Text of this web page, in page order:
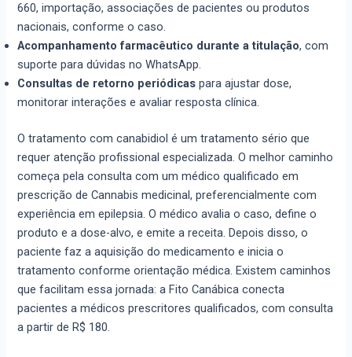
660, importação, associações de pacientes ou produtos
nacionais, conforme o caso.
Acompanhamento farmacêutico durante a titulação, com
suporte para dúvidas no WhatsApp.
Consultas de retorno periódicas para ajustar dose,
monitorar interações e avaliar resposta clínica.
O tratamento com canabidiol é um tratamento sério que
requer atenção profissional especializada. O melhor caminho
começa pela consulta com um médico qualificado em
prescrição de Cannabis medicinal, preferencialmente com
experiência em epilepsia. O médico avalia o caso, define o
produto e a dose-alvo, e emite a receita. Depois disso, o
paciente faz a aquisição do medicamento e inicia o
tratamento conforme orientação médica. Existem caminhos
que facilitam essa jornada: a Fito Canábica conecta
pacientes a médicos prescritores qualificados, com consulta
a partir de R$ 180.